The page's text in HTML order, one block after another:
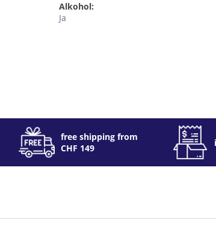
Alkohol:
Ja
free shipping from
CHF 149